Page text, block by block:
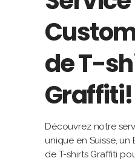
de T-
Graffiti!
Découvrez notre
unique en Suisse, un
de T-shirts Graffiti